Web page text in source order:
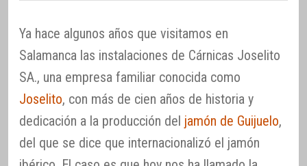
Ya hace algunos años que visitamos en
Salamanca las instalaciones de Cárnicas Joselito
SA., una empresa familiar conocida como
Joselito, con más de cien años de historia y
dedicación a la producción del jamón de Guijuelo,
del que se dice que internacionalizó el jamón